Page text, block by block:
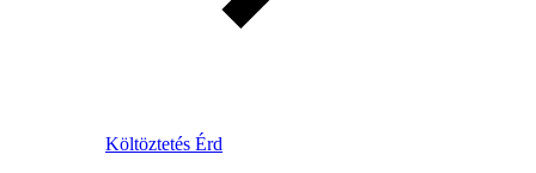
Költöztetés Érd